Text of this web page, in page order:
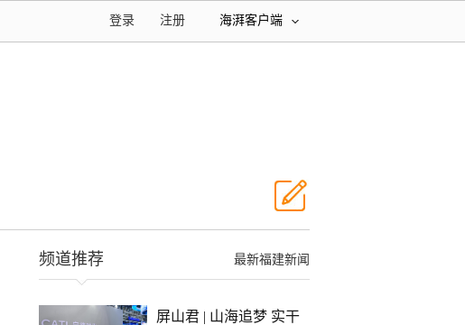
海湃客户端
注册
登录
最新福建新闻
频道推荐
屏山君 | 山海追梦 实干